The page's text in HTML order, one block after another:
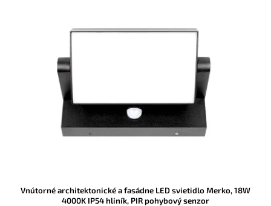
Vnútorné architektonické a fasádne LED svietidlo Merko, 18W
4000K IP54 hliník, PIR pohybový senzor